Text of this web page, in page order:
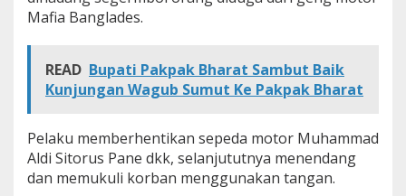
a
P
e
n
r
o
v
Mafia Banglades.
READ Bupati Pakpak Bharat Sambut Baik
Kunjungan Wagub Sumut Ke Pakpak Bharat
Pelaku memberhentikan sepeda motor Muhammad
Aldi Sitorus Pane dkk, selanjututnya menendang
dan memukuli korban menggunakan tangan.